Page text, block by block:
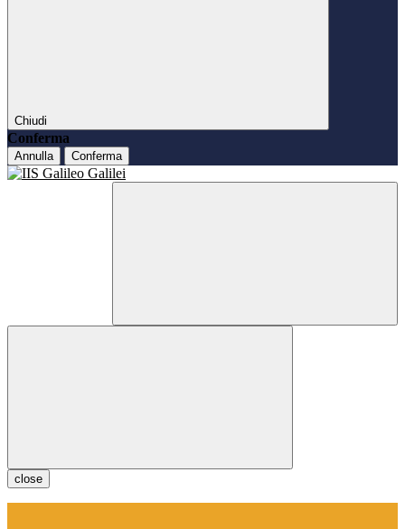
Chiudi
Conferma
Annulla Conferma
close